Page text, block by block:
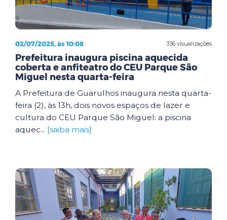
336 visualizações
02/07/2025, às 10:08
Prefeitura inaugura piscina aquecida
coberta e anfiteatro do CEU Parque São
Miguel nesta quarta-feira
A Prefeitura de Guarulhos inaugura nesta quarta-
feira (2), às 13h, dois novos espaços de lazer e
cultura do CEU Parque São Miguel: a piscina
aquec... [saiba mais]